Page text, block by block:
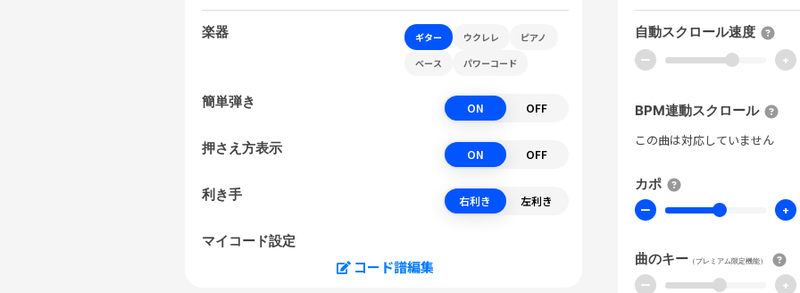
楽器 ギター ウクレレ
ピアノ
ベース
パワーコード
簡単弾き ON OFF
押さえ方表示 ON OFF
利き手 右利き 左利き
マイコード設定
コード譜編集
自動スクロール速度
ー +
BPM連動スクロール
この曲は対応していません
カポ
ー +
曲のキー （プレミアム限定機能）
ー +